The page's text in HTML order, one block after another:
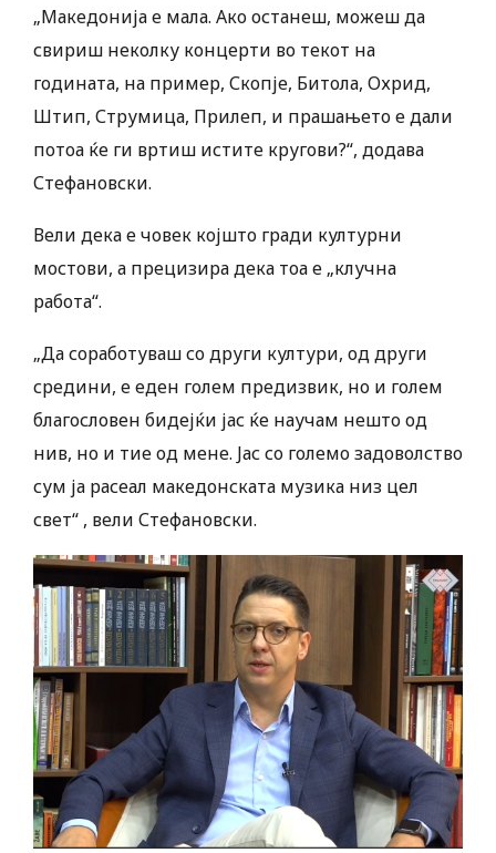
„Македонија е мала. Ако останеш, можеш да
свириш неколку концерти во текот на
годината, на пример, Скопје, Битола, Охрид,
Штип, Струмица, Прилеп, и прашањето е дали
потоа ќе ги вртиш истите кругови?“, додава
Стефановски.
Вели дека е човек којшто гради културни
мостови, а прецизира дека тоа е „клучна
работа“.
„Да соработуваш со други култури, од други
средини, е еден голем предизвик, но и голем
благословен бидејќи јас ќе научам нешто од
нив, но и тие од мене. Јас со големо задоволство
сум ја расеал македонската музика низ цел
свет“ , вели Стефановски.